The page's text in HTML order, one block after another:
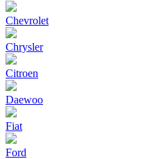
Chevrolet
Chrysler
Citroen
Daewoo
Fiat
Ford